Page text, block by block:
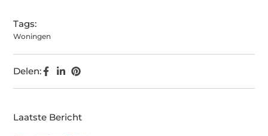
Tags:
Woningen
Delen:
Laatste Bericht